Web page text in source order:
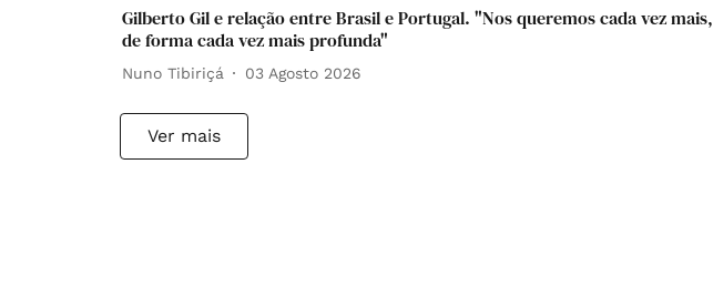
Gilberto Gil e relação entre Brasil e Portugal. "Nos queremos cada vez mais,
de forma cada vez mais profunda"
Nuno Tibiriçá 03 Agosto 2026
Ver mais